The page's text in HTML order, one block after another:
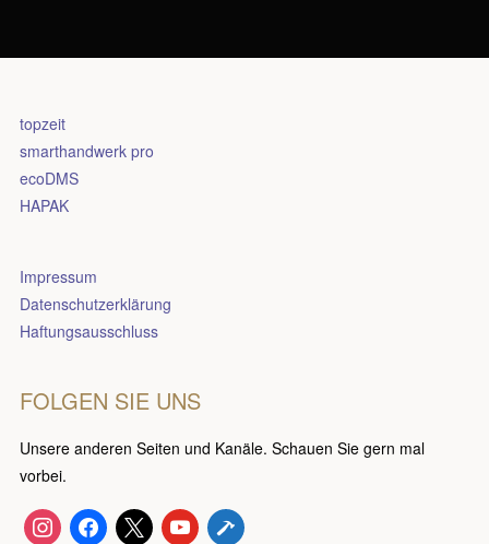
topzeit
smarthandwerk pro
ecoDMS
HAPAK
Impressum
Datenschutzerklärung
Haftungsausschluss
FOLGEN SIE UNS
Unsere anderen Seiten und Kanäle. Schauen Sie gern mal
vorbei.
instagramfacebook
x youtubehammer